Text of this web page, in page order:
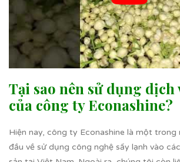
Tại sao nên sử dụng dịch
của công ty Econashine?
Hiện nay, công ty Econashine là một trong
đầu về sử dụng công nghệ sấy lạnh vào